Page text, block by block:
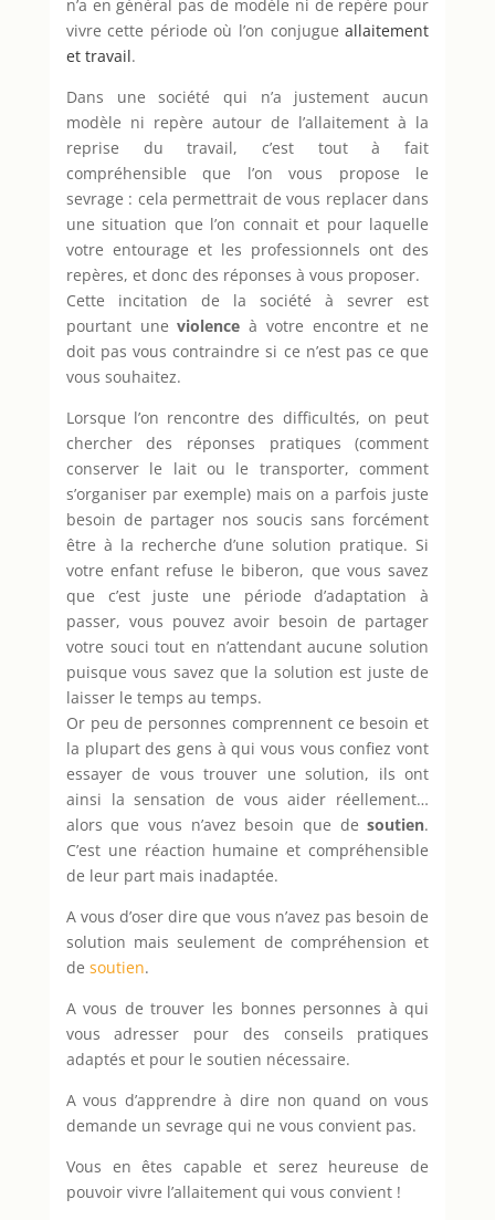
n’a en général pas de modèle ni de repère pour
vivre cette période où l’on conjugueallaitement
et travail.
Dans une société qui n’a justement aucun
modèle ni repère autour de l’allaitement à la
reprise du travail, c’est tout à fait
compréhensible que l’on vous propose le
sevrage : cela permettrait de vous replacer dans
une situation que l’on connait et pour laquelle
votre entourage et les professionnels ont des
repères, et donc des réponses à vous proposer.
Cette incitation de la société à sevrer est
pourtant uneviolence à votre encontre et ne
doit pas vous contraindre si ce n’est pas ce que
vous souhaitez.
Lorsque l’on rencontre des difficultés, on peut
chercher des réponses pratiques (comment
conserver le lait ou le transporter, comment
s’organiser par exemple) mais on a parfois juste
besoin de partager nos soucis sans forcément
être à la recherche d’une solution pratique. Si
votre enfant refuse le biberon, que vous savez
que c’est juste une période d’adaptation à
passer, vous pouvez avoir besoin de partager
votre souci tout en n’attendant aucune solution
puisque vous savez que la solution est juste de
laisser le temps au temps.
Or peu de personnes comprennent ce besoin et
la plupart des gens à qui vous vous confiez vont
essayer de vous trouver une solution, ils ont
ainsi la sensation de vous aider réellement…
alors que vous n’avez besoin que desoutien.
C’est une réaction humaine et compréhensible
de leur part mais inadaptée.
A vous d’oser dire que vous n’avez pas besoin de
solution mais seulement de compréhension et
de soutien.
A vous de trouver les bonnes personnes à qui
vous adresser pour des conseils pratiques
adaptés et pour le soutien nécessaire.
A vous d’apprendre à dire non quand on vous
demande un sevrage qui ne vous convient pas.
Vous en êtes capable et serez heureuse de
pouvoir vivre l’allaitement qui vous convient !